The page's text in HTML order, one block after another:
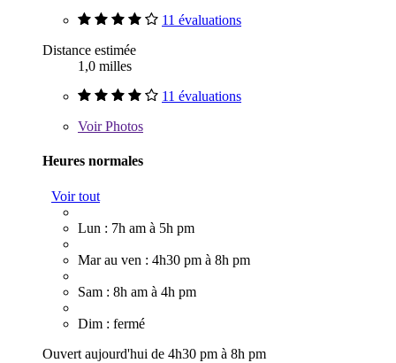
11 évaluations
Distance estimée
1,0 milles
11 évaluations
VoirPhotos
Heures normales
Voir tout
Lun : 7h am à 5h pm
Mar au ven : 4h30 pm à 8h pm
Sam : 8h am à 4h pm
Dim : fermé
Ouvert aujourd'hui de 4h30 pm à 8h pm